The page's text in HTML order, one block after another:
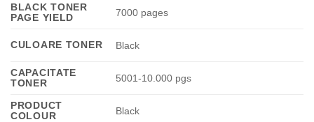
BLACK TONER
PAGE YIELD
7000 pages
CULOARE TONER Black
CAPACITATE
TONER
5001-10.000 pgs
PRODUCT
COLOUR
Black